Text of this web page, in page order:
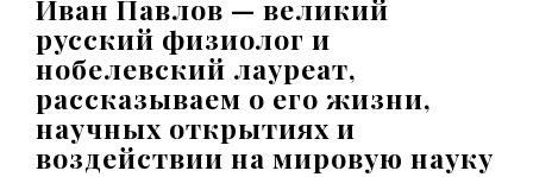
Иван Павлов — великий
русский физиолог и
нобелевский лауреат,
рассказываем о его жизни,
научных открытиях и
воздействии на мировую науку